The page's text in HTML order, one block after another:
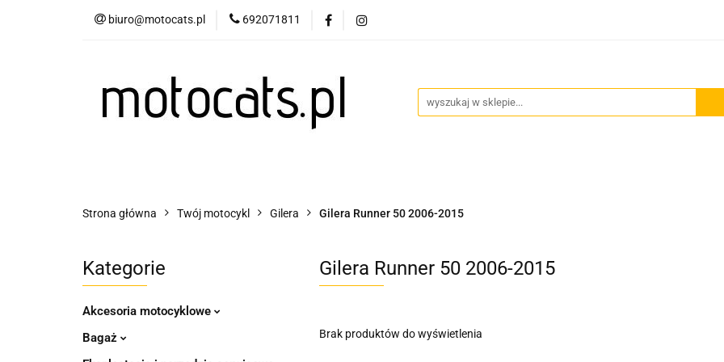
biuro@motocats.pl 692071811
Twój motocykl Akcesoria motocyklowe
Wydechy motocyklowe Odzież termoaktywna Blog
Strona główna Twój motocykl Gilera Gilera Runner 50 2006-2015
Kategorie
Akcesoria motocyklowe
Bagaż
Gilera Runner 50 2006-2015
Brak produktów do wyświetlenia